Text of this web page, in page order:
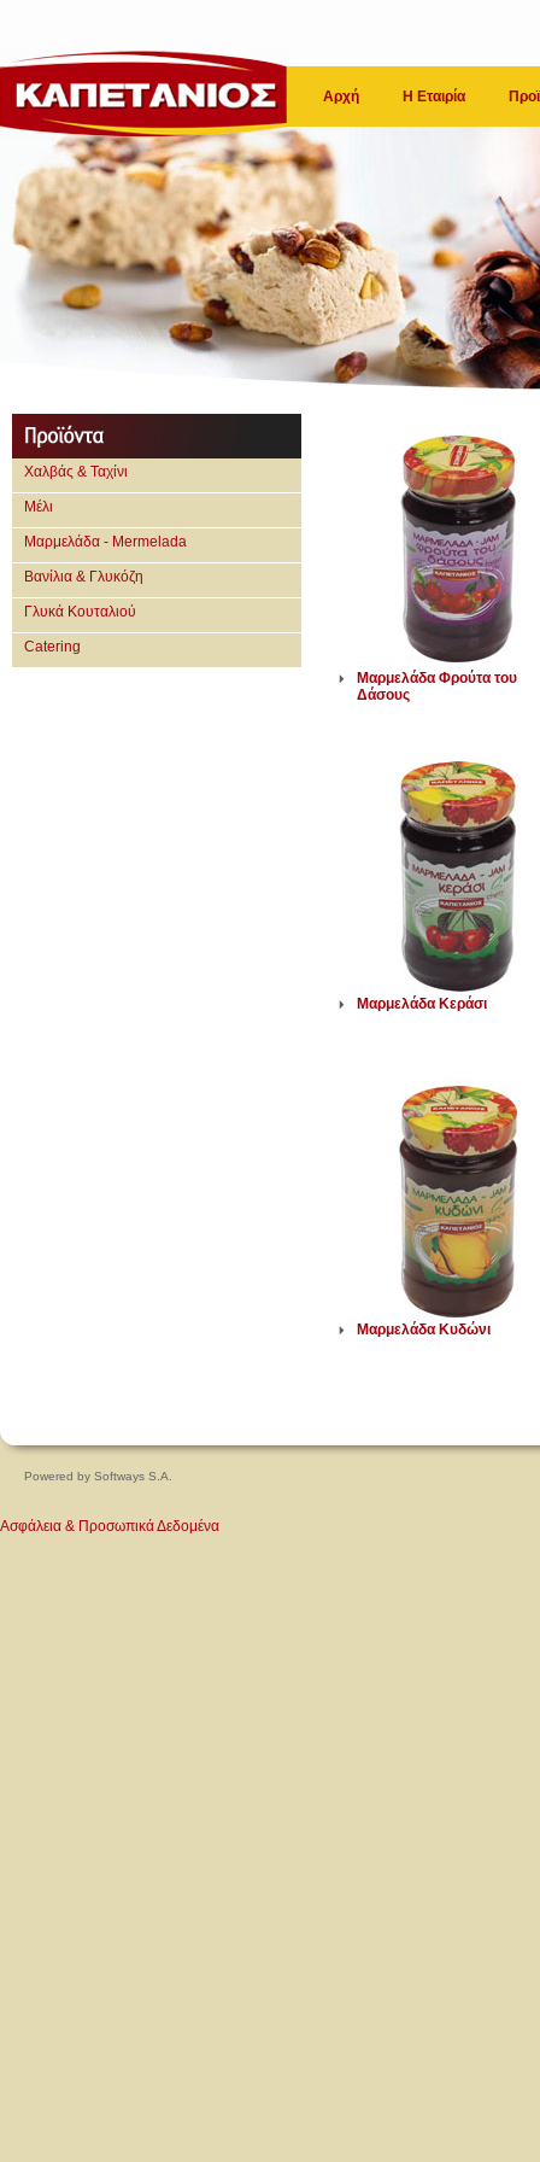
Αρχή Η Εταιρία
Χαλβάς & Ταχίνι
Μέλι
Μαρμελάδα - Mermelada
Βανίλια & Γλυκόζη
Γλυκά Κουταλιού
Catering
Μαρμελάδα Φρούτα του
Δάσους
Μαρμελάδα Κεράσι
Μαρμελάδα Κυδώνι
Powered by Softways S.A.
Ασφάλεια & Προσωπικά Δεδομένα